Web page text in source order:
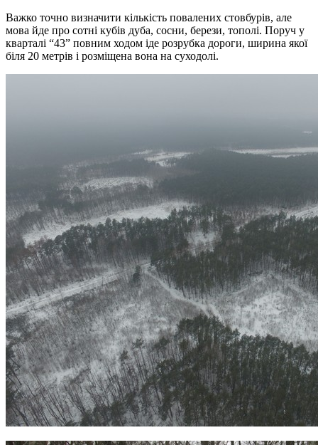
Важко точно визначити кількість повалених стовбурів, але
мова йде про сотні кубів дуба, сосни, берези, тополі. Поруч у
кварталі “43” повним ходом іде розрубка дороги, ширина якої
біля 20 метрів і розміщена вона на суходолі.